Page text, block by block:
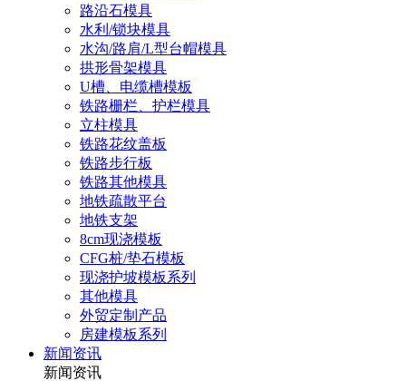
路沿石模具
水利/锁块模具
水沟/路肩/L型台帽模具
拱形骨架模具
U槽、电缆槽模板
铁路栅栏、护栏模具
立柱模具
铁路花纹盖板
铁路步行板
铁路其他模具
地铁疏散平台
地铁支架
8cm现浇模板
CFG桩/垫石模板
现浇护坡模板系列
其他模具
外贸定制产品
房建模板系列
新闻资讯
新闻资讯